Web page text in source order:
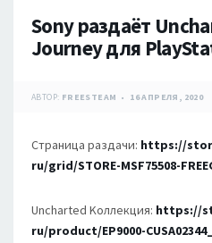
Sony раздаёт
Journey для
АВТОР: FREESTEAM 16 АПРЕЛЯ, 2020
Страница раздачи: https://
ru/grid/STORE-MSF75508-
Uncharted Kоллекция: https://
ru/product/EP9000-